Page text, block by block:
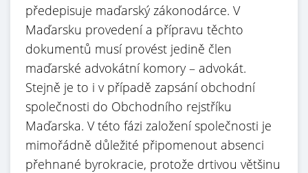
předepisuje maďarský zákonodárce. V
Maďarsku provedení a přípravu těchto
dokumentů musí provést jedině člen
maďarské advokátní komory – advokát.
Stejně je to i v případě zapsání obchodní
společnosti do Obchodního rejstříku
Maďarska. V této fázi založení společnosti je
mimořádně důležité připomenout absenci
přehnané byrokracie, protože drtivou většinu